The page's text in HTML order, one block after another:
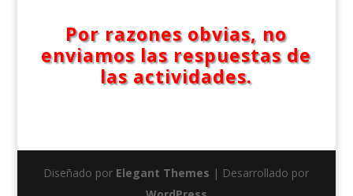
Por razones obvias, no
enviamos las respuestas de
las actividades.
Diseñado por Elegant Themes | Desarrollado por